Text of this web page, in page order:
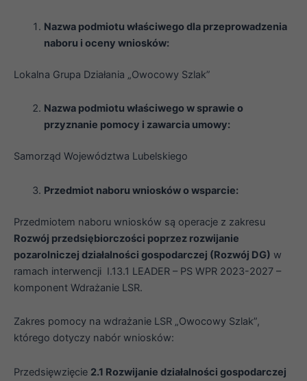
Nazwa podmiotu właściwego dla przeprowadzenia
naboru i oceny wniosków:
Lokalna Grupa Działania „Owocowy Szlak”
Nazwa podmiotu właściwego w sprawie o
przyznanie pomocy i zawarcia umowy:
Samorząd Województwa Lubelskiego
Przedmiot naboru wniosków o wsparcie:
Przedmiotem naboru wniosków są operacje z zakresu
Rozwój przedsiębiorczości poprzez rozwijanie
pozarolniczej działalności gospodarczej (Rozwój DG) w
ramach interwencji I.13.1 LEADER – PS WPR 2023-2027 –
komponent Wdrażanie LSR.
Zakres pomocy na wdrażanie LSR „Owocowy Szlak”,
którego dotyczy nabór wniosków:
Przedsięwzięcie 2.1 Rozwijanie działalności gospodarczej